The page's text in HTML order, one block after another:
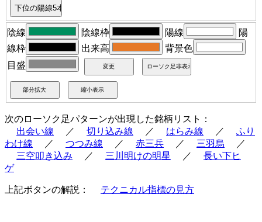
陰線 陰線枠 陽線
陽
線枠
出来高
背景色
目盛
次のローソク足パターンが出現した銘柄リスト：
出会い線
／ 切り込み線 ／ はらみ線 ／
ふり
わけ線
／ つつみ線 ／ 赤三兵 ／ 三羽烏
／
三空叩き込み
／ 三川明けの明星 ／
長い下ヒ
ゲ
上記ボタンの解説： テクニカル指標の見方